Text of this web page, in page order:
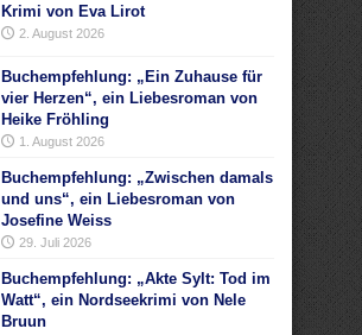
Krimi von Eva Lirot
2. August 2026
Buchempfehlung: „Ein Zuhause für
vier Herzen“, ein Liebesroman von
Heike Fröhling
1. August 2026
Buchempfehlung: „Zwischen damals
und uns“, ein Liebesroman von
Josefine Weiss
29. Juli 2026
Buchempfehlung: „Akte Sylt: Tod im
Watt“, ein Nordseekrimi von Nele
Bruun